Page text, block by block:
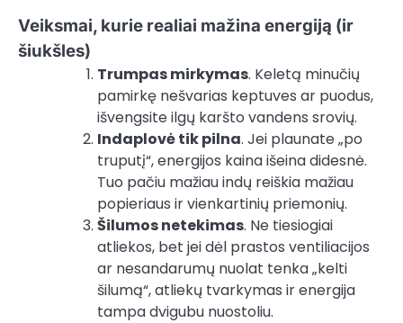
Veiksmai, kurie realiai mažina energiją (ir
šiukšles)
Trumpas mirkymas. Keletą minučių
pamirkę nešvarias keptuves ar puodus,
išvengsite ilgų karšto vandens srovių.
Indaplovė tik pilna. Jei plaunate „po
truputį“, energijos kaina išeina didesnė.
Tuo pačiu mažiau indų reiškia mažiau
popieriaus ir vienkartinių priemonių.
Šilumos netekimas. Ne tiesiogiai
atliekos, bet jei dėl prastos ventiliacijos
ar nesandarumų nuolat tenka „kelti
šilumą“, atliekų tvarkymas ir energija
tampa dvigubu nuostoliu.